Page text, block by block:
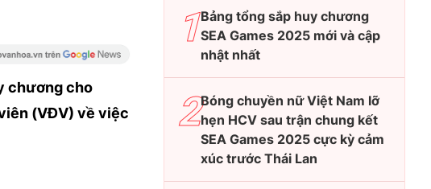
chương cho
(VĐV) về việc
Bảng tổng sắp huy chương
SEA Games 2025 mới và cập
nhật nhất
Bóng chuyền nữ Việt Nam lỡ
hẹn HCV sau trận chung kết
SEA Games 2025 cực kỳ cảm
xúc trước Thái Lan